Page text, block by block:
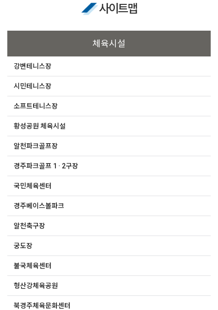
사이트맵
체육시설
강변테니스장
시민테니스장
소프트테니스장
황성공원 체육시설
알천파크골프장
경주파크골프 1 · 2구장
국민체육센터
경주베이스볼파크
알천축구장
궁도장
불국체육센터
형산강체육공원
북경주체육문화센터